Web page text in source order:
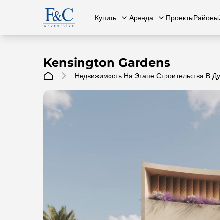
Купить Аренда ПроектыРайоны
Kensington Gardens
Недвижимость На Этапе Строительства В